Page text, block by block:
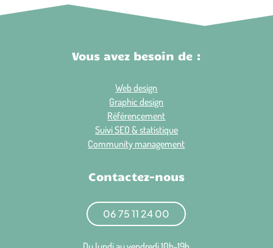
Vous avez besoin de :
Web design
Graphic design
Référencement
Suivi SEO & statistique
Community management
Contactez-nous
06 75 11 24 00